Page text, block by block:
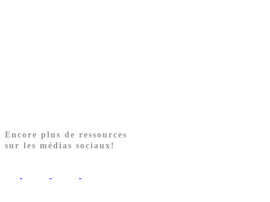
Encore plus de ressources
sur les médias sociaux!